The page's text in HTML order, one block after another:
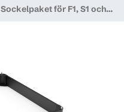
Sockelpaket för F1, S1 och